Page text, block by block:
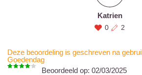
Katrien
0 2
Deze beoordeling is geschreven na
Goedendag
Beoordeeld op: 02/03/2025